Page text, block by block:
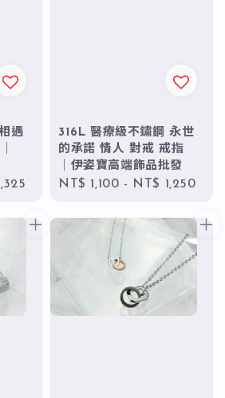
遇
316L 醫療級不鏽鋼 永世
的承諾 情人 對戒 戒指
｜伊姿寶高端飾品批發
Regular
NT$ 1,100 - NT$ 1,250